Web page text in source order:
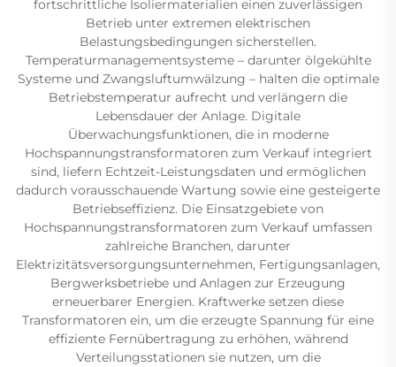
fortschrittliche Isoliermaterialien einen zuverlässigen
Betrieb unter extremen elektrischen
Belastungsbedingungen sicherstellen.
Temperaturmanagementsysteme – darunter ölgekühlte
Systeme und Zwangsluftumwälzung – halten die optimale
Betriebstemperatur aufrecht und verlängern die
Lebensdauer der Anlage. Digitale
Überwachungsfunktionen, die in moderne
Hochspannungstransformatoren zum Verkauf integriert
sind, liefern Echtzeit-Leistungsdaten und ermöglichen
dadurch vorausschauende Wartung sowie eine gesteigerte
Betriebseffizienz. Die Einsatzgebiete von
Hochspannungstransformatoren zum Verkauf umfassen
zahlreiche Branchen, darunter
Elektrizitätsversorgungsunternehmen, Fertigungsanlagen,
Bergwerksbetriebe und Anlagen zur Erzeugung
erneuerbarer Energien. Kraftwerke setzen diese
Transformatoren ein, um die erzeugte Spannung für eine
effiziente Fernübertragung zu erhöhen, während
Verteilungsstationen sie nutzen, um die